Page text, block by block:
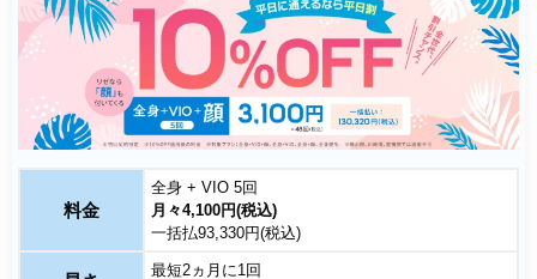
料金
全身 + VIO 5回
月々4,100円(税込)
一括払93,330円(税込)
最短2ヵ月に1回